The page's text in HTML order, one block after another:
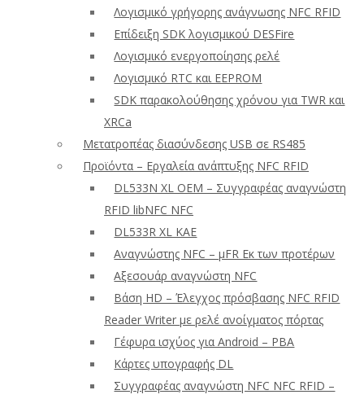
Λογισμικό γρήγορης ανάγνωσης NFC RFID
Επίδειξη SDK λογισμικού DESFire
Λογισμικό ενεργοποίησης ρελέ
Λογισμικό RTC και EEPROM
SDK παρακολούθησης χρόνου για TWR και
XRCa
Μετατροπέας διασύνδεσης USB σε RS485
Προϊόντα – Εργαλεία ανάπτυξης NFC RFID
DL533N XL OEM – Συγγραφέας αναγνώστη
RFID libNFC NFC
DL533R XL ΚΑΕ
Αναγνώστης NFC – μFR Εκ των προτέρων
Αξεσουάρ αναγνώστη NFC
Βάση HD – Έλεγχος πρόσβασης NFC RFID
Reader Writer με ρελέ ανοίγματος πόρτας
Γέφυρα ισχύος για Android – PBA
Κάρτες υπογραφής DL
Συγγραφέας αναγνώστη NFC NFC RFID –